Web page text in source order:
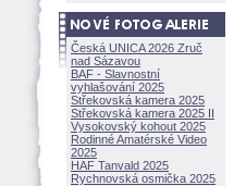
Česká UNICA 2026 Zruč
nad Sázavou
BAF - Slavnostní
vyhlašování 2025
Střekovská kamera 2025
Střekovská kamera 2025 II
Vysokovský kohout 2025
Rodinné Amatérské Video
2025
HAF Tanvald 2025
Rychnovská osmička 2025